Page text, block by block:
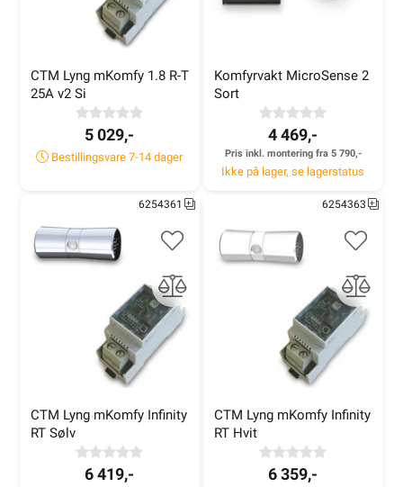
CTM Lyng mKomfy 1.8 R-T
25A v2 Si
5 029,-
Bestillingsvare 7-14 dager
Komfyrvakt MicroSense 2
Sort
4 469,-
Pris inkl. montering fra 5 790,-
Ikke på lager, se lagerstatus
CTM Lyng mKomfy Infinity
RT Sølv
6254361
6 419,-
CTM Lyng mKomfy Infinity
RT Hvit
6254363
6 359,-